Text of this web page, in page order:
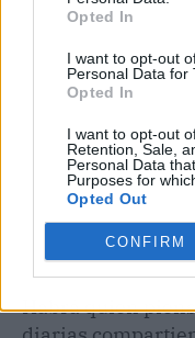
Opted In
I want to opt-out
Personal Data for
Opted In
I want to opt-out
Retention, Sale,
Personal Data
Purposes for
Opted Out
CONFIRM
Habrá quien